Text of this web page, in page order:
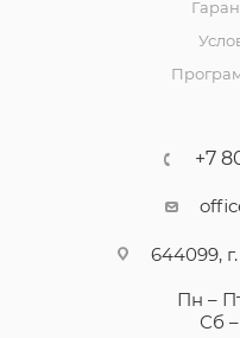
+7
644099,
Пн –
Сб